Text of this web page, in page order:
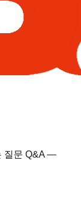
질문 Q&A —